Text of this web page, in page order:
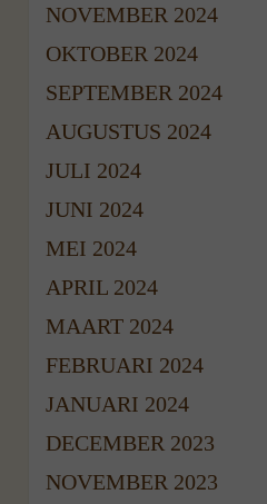
NOVEMBER 2024
OKTOBER 2024
SEPTEMBER 2024
AUGUSTUS 2024
JULI 2024
JUNI 2024
MEI 2024
APRIL 2024
MAART 2024
FEBRUARI 2024
JANUARI 2024
DECEMBER 2023
NOVEMBER 2023